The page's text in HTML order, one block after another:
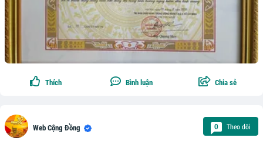
Thích Bình luận Chia sẻ
Web Cộng Đồng 0 Theo dõi